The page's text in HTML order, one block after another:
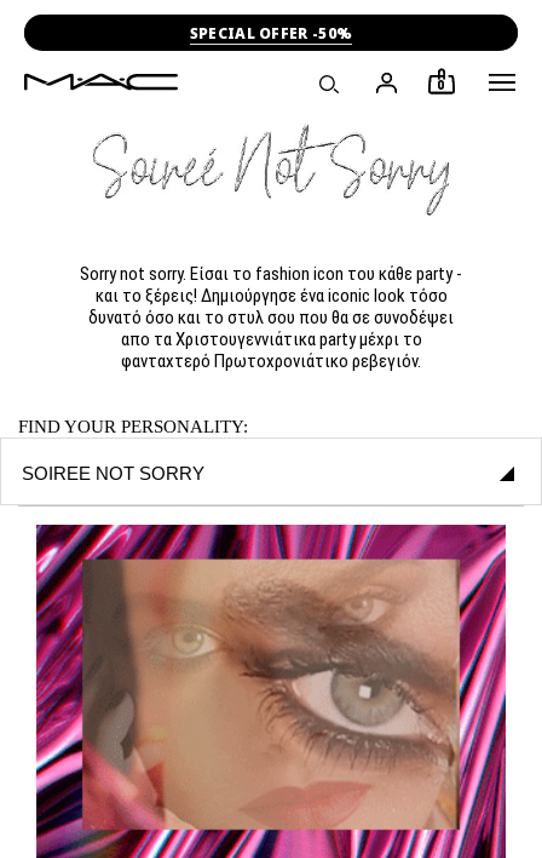
SPECIAL OFFER -50%
0
Sorry not sorry. Είσαι το fashion icon του κάθε party -
και το ξέρεις! Δημιούργησε ένα iconic look τόσο
δυνατό όσο και το στυλ σου που θα σε συνοδέψει
απο τα Χριστουγεννιάτικα party μέχρι το
φανταχτερό Πρωτοχρονιάτικο ρεβεγιόν.
FIND YOUR PERSONALITY: